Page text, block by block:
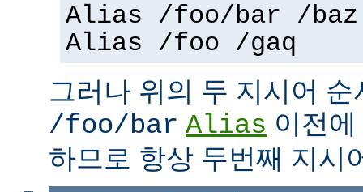
Alias /foo/bar /baz
Alias /foo /gaq
그러나 위의 두 지시어 순
/foo/bar Alias 이전에
하므로 항상 두번째 지시